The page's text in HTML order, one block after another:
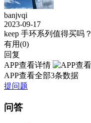
banjvqi
2023-09-17
keep 手环系列值得买吗？
有用(0)
回复
APP查看详情
APP查看全部3条数据
提问题
问答